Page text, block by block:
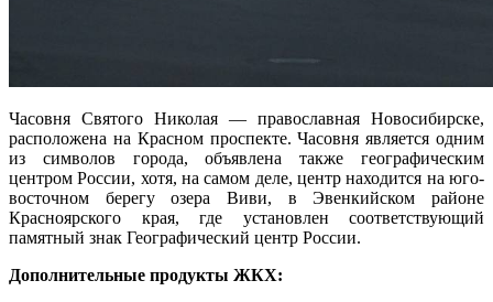
Часовня Святого Николая — православная Новосибирске,
расположена на Красном проспекте. Часовня является одним
из символов города, объявлена также географическим
центром России, хотя, на самом деле, центр находится на юго-
восточном берегу озера Виви, в Эвенкийском районе
Красноярского края, где установлен соответствующий
памятный знак Географический центр России.
Дополнительные продукты ЖКХ: